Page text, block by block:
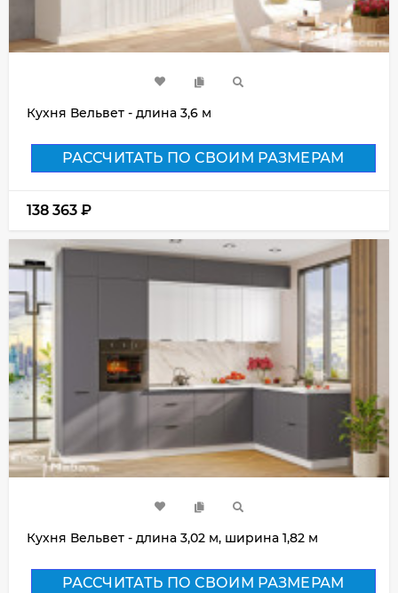
Кухня Вельвет - длина 3,6 м
РАССЧИТАТЬ ПО СВОИМ РАЗМЕРАМ
138 363 ₽
Кухня Вельвет - длина 3,02 м, ширина 1,82 м
РАССЧИТАТЬ ПО СВОИМ РАЗМЕРАМ